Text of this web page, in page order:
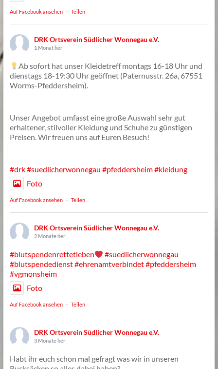
Auf Facebook ansehen · Teilen
DRK Ortsverein Südlicher Wonnegau e.V.
1 Monat her
Ab sofort hat unser Kleidetreff montags 16-18 Uhr und
dienstags 18-19:30 Uhr geöffnet (Paternusstr. 26a, 67551
Worms-Pfeddersheim).
Unser Angebot umfasst eine große Auswahl sehr gut
erhaltener, stilvoller Kleidung und Schuhe zu günstigen
Preisen. Wir freuen uns auf Euren Besuch!
#drk#suedlicherwonnegau #pfeddersheim#kleidung
Foto
Auf Facebook ansehen · Teilen
DRK Ortsverein Südlicher Wonnegau e.V.
2 Monate her
#blutspendenrettetleben
#suedlicherwonnegau
#blutspendedienst#ehrenamtverbindet#pfeddersheim
#vgmonsheim
Foto
Auf Facebook ansehen · Teilen
DRK Ortsverein Südlicher Wonnegau e.V.
3 Monate her
Habt ihr euch schon mal gefragt was wir in unseren